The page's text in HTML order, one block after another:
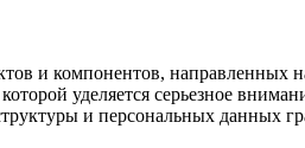
и компонентов,
уделяется серьезное
и персональных данных